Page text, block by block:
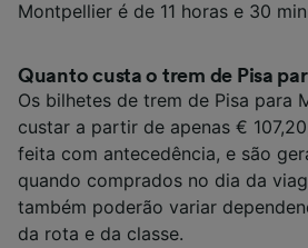
Montpellier é de 11 horas e 30
Quanto custa o trem de Pisa
Os bilhetes de trem de Pisa para
custar a partir de apenas €
feita com antecedência, e são
quando comprados no dia da
também poderão variar
da rota e da classe.